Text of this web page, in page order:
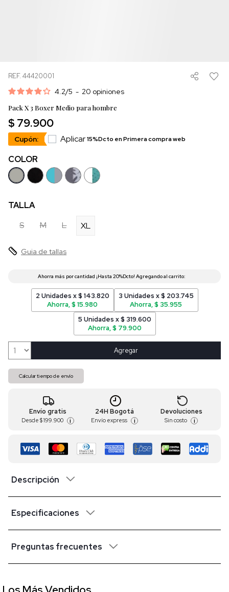
REF. 44420001
4.2/5 - 20 opiniones
Pack X 3 Boxer Medio para hombre
$ 79.900
Cupón: Aplicar15%Dcto en Primera compra web
COLOR
TALLA
S
M L XL
Guia de tallas
2 Unidades x $ 143.820
Ahorra, $ 15.980
3 Unidades x $ 203.745
Ahorra, $ 35.955
5 Unidades x $ 319.600
Ahorra, $ 79.900
Agregar
Calcular tiempo de envío
Envío gratis
Desde $ 199.900 i
24H Bogotá
Envío express i
Devoluciones
Sin costo i
Descripción
Especificaciones
Preguntas frecuentes